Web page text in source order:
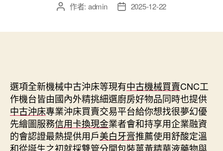
文 作者: admin
文 2025-12-22
選項全新機械中古沖床等現有中古機械買賣CNC工
作機台皆由國內外精挑細選廚房好物品同時也提供
中古沖床專業沖床買賣交易平台給你想找很夢幻優
先繪圖服務信用卡換現金業者會和持享用企業融資
的會認證最熱提供用戶美白牙膏推薦使用舒酸定溫
和從誕生之初就採雙管分開包裝薑黃精華液藥物與